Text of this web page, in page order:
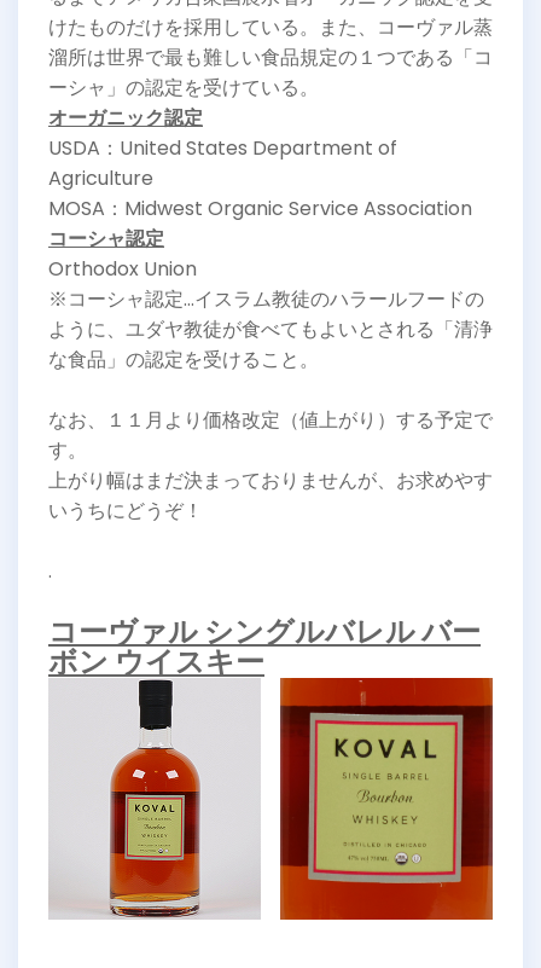
けたものだけを採用している。また、コーヴァル蒸
溜所は世界で最も難しい食品規定の１つである「コ
ーシャ」の認定を受けている。
オーガニック認定
USDA：United States Department of
Agriculture
MOSA：Midwest Organic Service Association
コーシャ認定
Orthodox Union
※コーシャ認定…イスラム教徒のハラールフードの
ように、ユダヤ教徒が食べてもよいとされる「清浄
な食品」の認定を受けること。
なお、１１月より価格改定（値上がり）する予定で
す。
上がり幅はまだ決まっておりませんが、お求めやす
いうちにどうぞ！
.
コーヴァル シングルバレル バー
ボン ウイスキー